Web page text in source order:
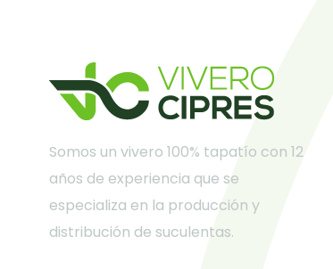
Somos un vivero 100% tapatío con 12
años de experiencia que se
especializa en la producción y
distribución de suculentas.